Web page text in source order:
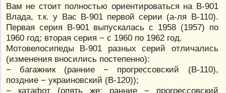
Вам не стоит полностью ориентироваться на В-901
Влада, т.к. у Вас В-901 первой серии (а-ля В-110).
Первая серия В-901 выпускалась с 1958 (1957) по
1960 год; вторая серия − с 1960 по 1962 год.
Мотовелосипеды В-901 разных серий отличались
(изменения вносились постепенно):
− багажник (ранние − прогрессовский (В-110),
поздние − украиновский (В-120));
− катафот (опять же: ранние − прогрессовский